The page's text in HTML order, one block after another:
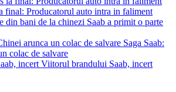
final: Producatorul auto intra in faliment
Saab a primit o parte
Saga Saab:
colac de salvare
Viitorul brandului Saab, incert